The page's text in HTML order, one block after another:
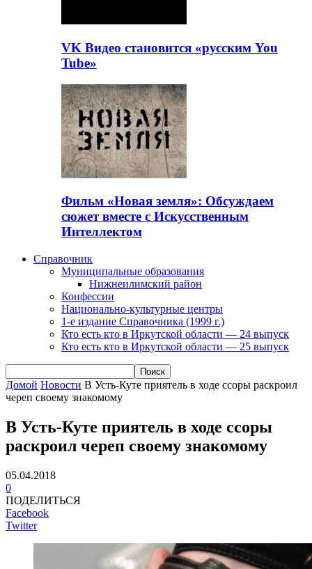
VK Видео становится «русским You
Tube»
Фильм «Новая земля»: Обсуждаем
сюжет вместе с Искусственным
Интеллектом
Справочник
Муниципальные образования
Нижнеилимский район
Конфессии
Национально-культурные центры
1-е издание Справочника (1999 г.)
Кто есть кто в Иркутской области — 24 выпуск
Кто есть кто в Иркутской области — 25 выпуск
Домой Новости В Усть-Куте приятель в ходе ссоры раскроил
череп своему знакомому
В Усть-Куте приятель в ходе ссоры
раскроил череп своему знакомому
05.04.2018
0
ПОДЕЛИТЬСЯ
Facebook
Twitter